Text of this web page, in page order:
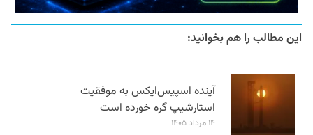
این مطالب را هم بخوانید:
آینده اسپیس‌ایکس به موفقیت
استارشیپ گره خورده است
۱۴ مرداد ۱۴۰۵